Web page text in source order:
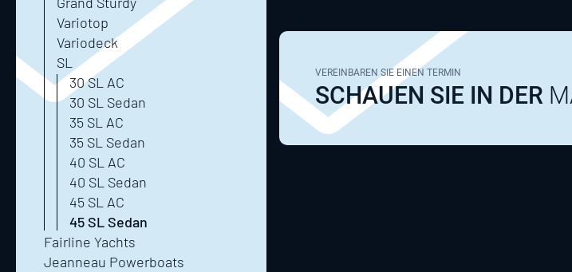
Variotop
Variodeck
SL
30 SL AC
30 SL Sedan
35 SL AC
35 SL Sedan
40 SL AC
40 SL Sedan
45 SL AC
45 SL Sedan
Fairline Yachts
Jeanneau Powerboats
VEREINBAREN SIE EINEN TERMIN
SCHAUEN SIE IN DER